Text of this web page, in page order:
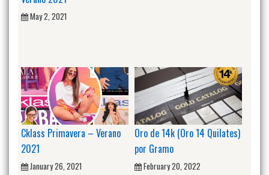
May 2, 2021
Cklass Primavera – Verano
2021
January 26, 2021
Oro de 14k (Oro 14 Quilates)
por Gramo
February 20, 2022